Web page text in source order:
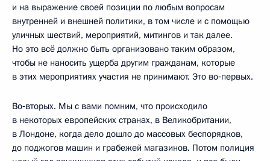
и на выражение своей позиции по любым вопросам
внутренней и внешней политики, в том числе и с помощью
уличных шествий, мероприятий, митингов и так далее.
Но это всё должно быть организовано таким образом,
чтобы не наносить ущерба другим гражданам, которые
в этих мероприятиях участия не принимают. Это во‑первых.
Во‑вторых. Мы с вами помним, что происходило
в некоторых европейских странах, в Великобритании,
в Лондоне, когда дело дошло до массовых беспорядков,
до поджогов машин и грабежей магазинов. Потом полиция